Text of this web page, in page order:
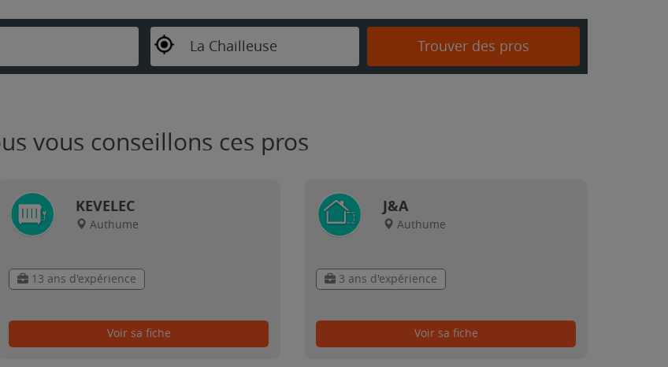
La Chailleuse Trouver des pros
vous conseillons ces pros
KEVELEC
Authume
13 ans d'expérience
Voir sa fiche
J&A
Authume
3 ans d'expérience
Voir sa fiche